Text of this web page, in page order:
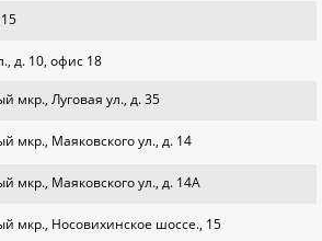
д. 10, офис 18
мкр., Луговая ул., д. 35
мкр., Маяковскогo ул., д. 14
мкр., Маяковского ул., д. 14А
мкр., Носовихинское шоссе., 15